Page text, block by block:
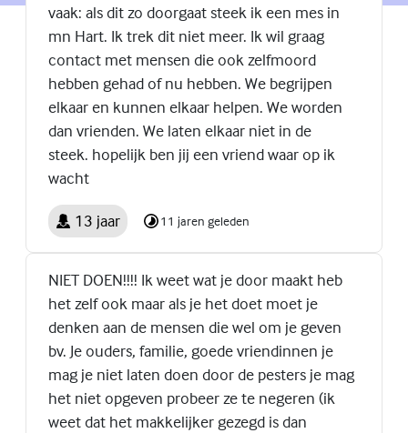
vaak: als dit zo doorgaat steek ik een mes in
mn Hart. Ik trek dit niet meer. Ik wil graag
contact met mensen die ook zelfmoord
hebben gehad of nu hebben. We begrijpen
elkaar en kunnen elkaar helpen. We worden
dan vrienden. We laten elkaar niet in de
steek. hopelijk ben jij een vriend waar op ik
wacht
13 jaar 11 jaren geleden
NIET DOEN!!!! Ik weet wat je door maakt heb
het zelf ook maar als je het doet moet je
denken aan de mensen die wel om je geven
bv. Je ouders, familie, goede vriendinnen je
mag je niet laten doen door de pesters je mag
het niet opgeven probeer ze te negeren (ik
weet dat het makkelijker gezegd is dan